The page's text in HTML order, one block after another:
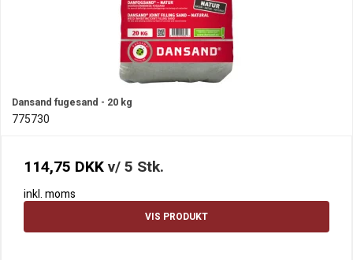
Dansand fugesand - 20 kg
775730
114,75 DKKv/ 5 Stk.
inkl. moms
VIS PRODUKT